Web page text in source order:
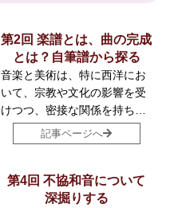
第2回 楽譜とは、曲の完成
とは？ 自筆譜から探る
音楽と美術は、特に西洋にお
いて、宗教や文化の影響を受
けつつ、密接な関係を持ちな
がら発展してきた歴史があり
ます。たとえば、絵画におけ
の強弱法（ダイナミクス）に
影響を及ぼした可能性があり
記事ページへ
第4回 不協和音について
深掘りする